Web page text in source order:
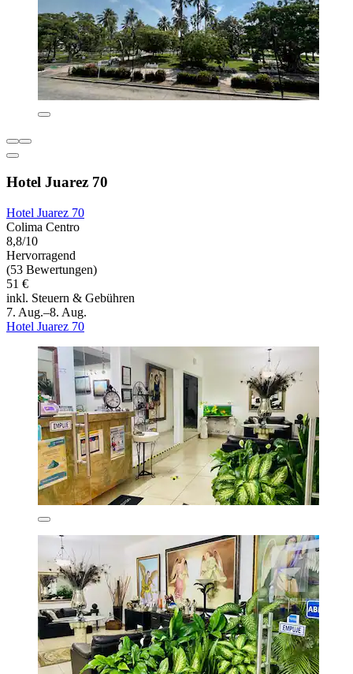
Hotel Juarez 70
Hotel Juarez 70
Colima Centro
8,8/10
Hervorragend
(53 Bewertungen)
51 €
inkl. Steuern & Gebühren
7. Aug.–8. Aug.
Hotel Juarez 70